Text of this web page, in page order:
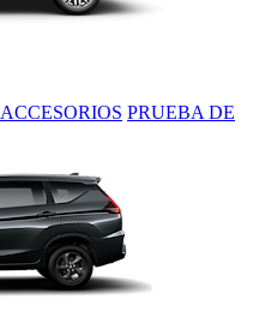
ACCESORIOS PRUEBA DE